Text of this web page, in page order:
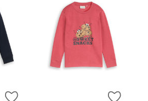
ZUR WUNSCHLISTE HINZUFÜGEN
ZUR